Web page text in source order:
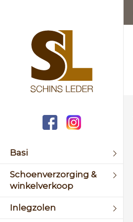
Basi
Schoenverzorging &
winkelverkoop
Inlegzolen